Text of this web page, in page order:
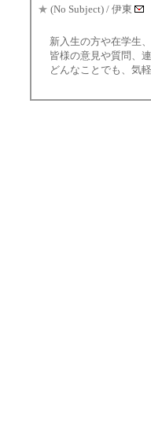
★ (No Subject) / 伊東
新入生の方や在学生
皆様の意見や質問、
どんなことでも、気